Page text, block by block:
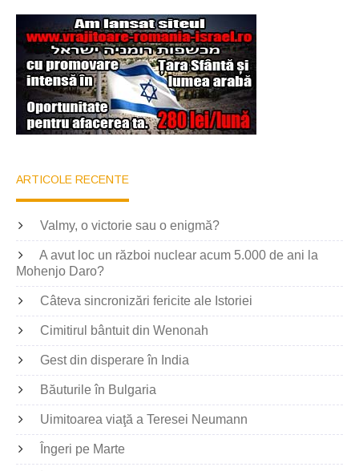
ARTICOLE RECENTE
Valmy, o victorie sau o enigmă?
A avut loc un război nuclear acum 5.000 de ani la
Mohenjo Daro?
Câteva sincronizări fericite ale Istoriei
Cimitirul bântuit din Wenonah
Gest din disperare în India
Băuturile în Bulgaria
Uimitoarea viaţă a Teresei Neumann
Îngeri pe Marte